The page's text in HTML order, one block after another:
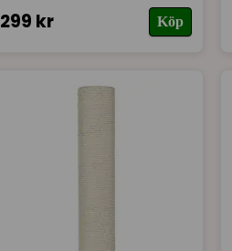
299 kr Köp